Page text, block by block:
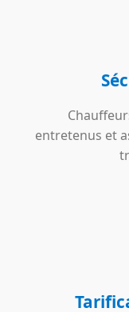
entretenus et